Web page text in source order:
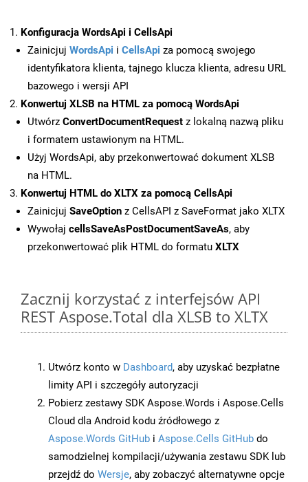
Konfiguracja WordsApi i CellsApi
Zainicjuj WordsApi i CellsApi za pomocą swojego
identyfikatora klienta, tajnego klucza klienta, adresu URL
bazowego i wersji API
Konwertuj XLSB na HTML za pomocą WordsApi
Utwórz ConvertDocumentRequest z lokalną nazwą pliku
i formatem ustawionym na HTML.
Użyj WordsApi, aby przekonwertować dokument XLSB
na HTML.
Konwertuj HTML do XLTX za pomocą CellsApi
Zainicjuj SaveOption z CellsAPI z SaveFormat jako XLTX
Wywołaj cellsSaveAsPostDocumentSaveAs, aby
przekonwertować plik HTML do formatu XLTX
Zacznij korzystać z interfejsów API
REST Aspose.Total dla XLSB to XLTX
Utwórz konto w Dashboard, aby uzyskać bezpłatne
limity API i szczegóły autoryzacji
Pobierz zestawy SDK Aspose.Words i Aspose.Cells
Cloud dla Android kodu źródłowego z
Aspose.Words GitHub i Aspose.Cells GitHub do
samodzielnej kompilacji/używania zestawu SDK lub
przejdź do Wersje, aby zobaczyć alternatywne opcje